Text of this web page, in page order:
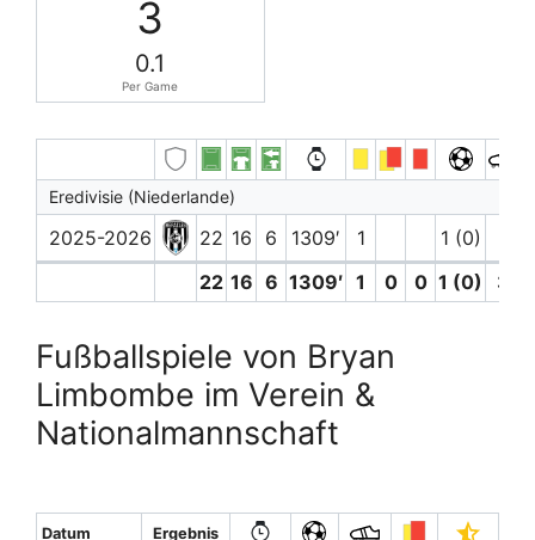
3
0.1
Per Game
Eredivisie (Niederlande)
2025-2026 22 16 6 1309′ 1 1 (0)
22 16 6 1309′ 1 0 0 1 (0) 3
Fußballspiele von Bryan
Limbombe im Verein &
Nationalmannschaft
Datum Ergebnis